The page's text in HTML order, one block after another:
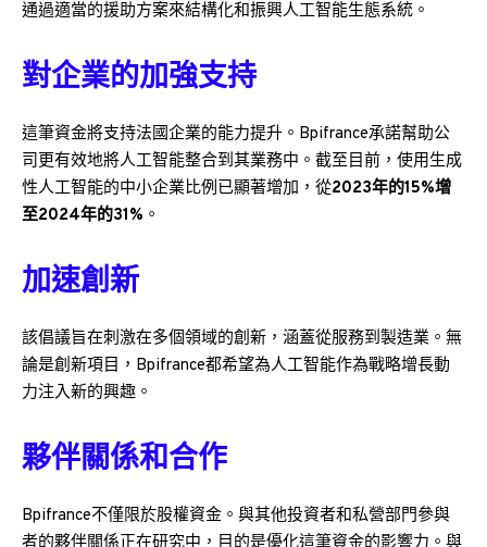
通過適當的援助方案來結構化和振興人工智能生態系統。
對企業的加強支持
這筆資金將支持法國企業的能力提升。Bpifrance承諾幫助公
司更有效地將人工智能整合到其業務中。截至目前，使用生成
性人工智能的中小企業比例已顯著增加，從2023年的15%增
至2024年的31% 。
加速創新
該倡議旨在刺激在多個領域的創新，涵蓋從服務到製造業。無
論是創新項目，Bpifrance都希望為人工智能作為戰略增長動
力注入新的興趣。
夥伴關係和合作
Bpifrance不僅限於股權資金。與其他投資者和私營部門參與